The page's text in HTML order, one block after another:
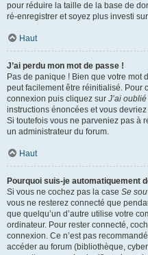
pour réduire la taille de la base de
ré-enregistrer et soyez plus investi
Haut
J’ai perdu mon mot de passe !
Pas de panique ! Bien que votre mot
peut facilement être réinitialisé. Pour
connexion puis cliquez sur J’ai
instructions énoncées et vous
Si toutefois vous ne parveniez pas à
un administrateur du forum.
Haut
Pourquoi suis-je automatiquement
Si vous ne cochez pas la case Se
vous ne resterez connecté que
que quelqu’un d’autre utilise votre
ordinateur. Pour rester connecté,
connexion. Ce n’est pas
accéder au forum (bibliothèque,